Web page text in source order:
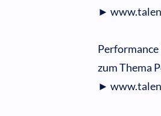
►
zum Thema
►